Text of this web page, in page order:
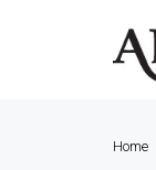
Home